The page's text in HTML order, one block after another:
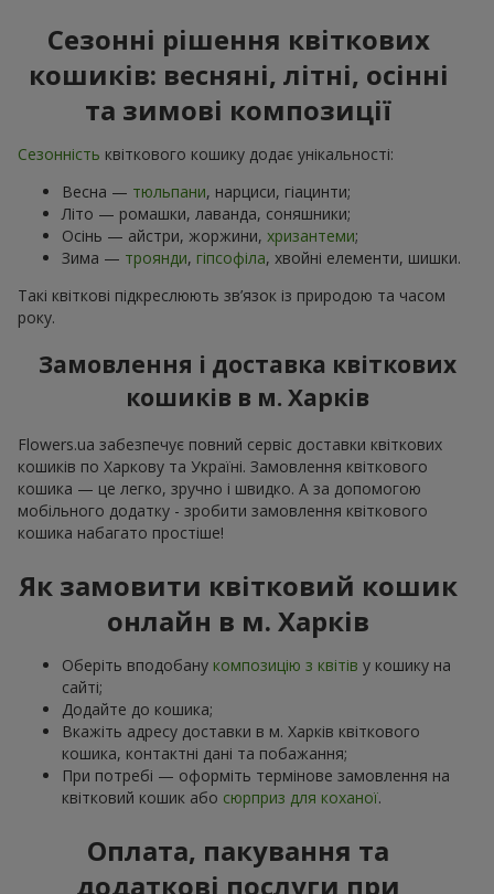
Сезонні рішення квіткових
кошиків: весняні, літні, осінні
та зимові композиції
Сезонність квіткового кошику додає унікальності:
Весна — тюльпани, нарциси, гіацинти;
Літо — ромашки, лаванда, соняшники;
Осінь — айстри, жоржини, хризантеми;
Зима — троянди, гіпсофіла, хвойні елементи, шишки.
Такі квіткові підкреслюють зв’язок із природою та часом
року.
Замовлення і доставка квіткових
кошиків в м. Харків
Flowers.ua забезпечує повний сервіс доставки квіткових
кошиків по Харкову та Україні. Замовлення квіткового
кошика — це легко, зручно і швидко. А за допомогою
мобільного додатку - зробити замовлення квіткового
кошика набагато простіше!
Як замовити квітковий кошик
онлайн в м. Харків
Оберіть вподобану композицію з квітів у кошику на
сайті;
Додайте до кошика;
Вкажіть адресу доставки в м. Харків квіткового
кошика, контактні дані та побажання;
При потребі — оформіть термінове замовлення на
квітковий кошик або сюрприз для коханої.
Оплата, пакування та
додаткові послуги при